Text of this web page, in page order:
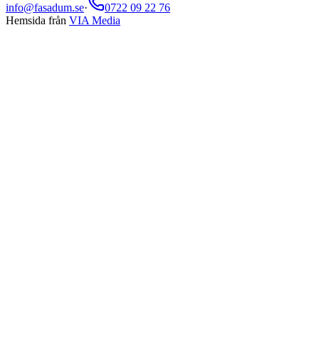
info@fasadum.se·
0722 09 22 76
Hemsida från VIA Media